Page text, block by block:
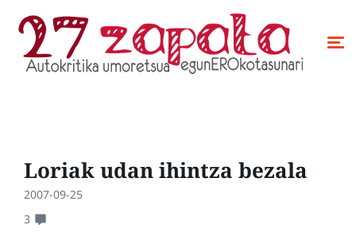
Loriak udan ihintza bezala
2007-09-25
3